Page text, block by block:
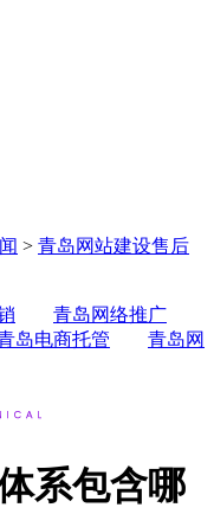
> 青岛网站建设售后
青岛网络推广
岛电商托管
青岛网
系包含哪